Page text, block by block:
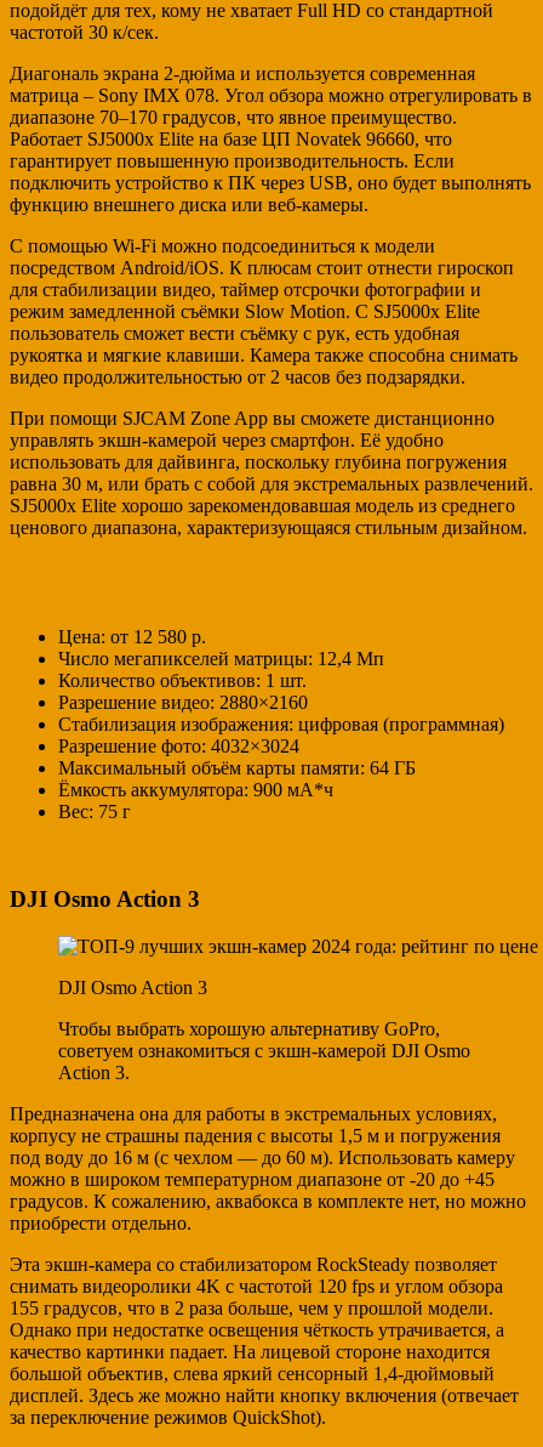
подойдёт для тех, кому не хватает Full HD со стандартной
частотой 30 к/сек.
Диагональ экрана 2-дюйма и используется современная
матрица – Sony IMX 078. Угол обзора можно отрегулировать в
диапазоне 70–170 градусов, что явное преимущество.
Работает SJ5000x Elite на базе ЦП Nоvatek 96660, что
гарантирует повышенную производительность. Если
подключить устройство к ПК через USB, оно будет выполнять
функцию внешнего диска или веб-камеры.
С помощью Wi-Fi можно подсоединиться к модели
посредством Android/iOS. К плюсам стоит отнести гироскоп
для стабилизации видео, таймер отсрочки фотографии и
режим замедленной съёмки Slow Motion. С SJ5000x Elite
пользователь сможет вести съёмку с рук, есть удобная
рукоятка и мягкие клавиши. Камера также способна снимать
видео продолжительностью от 2 часов без подзарядки.
При помощи SJCAM Zone App вы сможете дистанционно
управлять экшн-камерой через смартфон. Её удобно
использовать для дайвинга, поскольку глубина погружения
равна 30 м, или брать с собой для экстремальных развлечений.
SJ5000x Elite хорошо зарекомендовавшая модель из среднего
ценового диапазона, характеризующаяся стильным дизайном.
Цена: от 12 580 р.
Число мегапикселей матрицы: 12,4 Мп
Количество объективов: 1 шт.
Разрешение видео: 2880×2160
Стабилизация изображения: цифровая (программная)
Разрешение фото: 4032×3024
Максимальный объём карты памяти: 64 ГБ
Ёмкость аккумулятора: 900 мА*ч
Вес: 75 г
DJI Osmo Action 3
DJI Osmo Action 3
Чтобы выбрать хорошую альтернативу GoPro,
советуем ознакомиться с экшн-камерой DJI Osmo
Action 3.
Предназначена она для работы в экстремальных условиях,
корпусу не страшны падения с высоты 1,5 м и погружения
под воду до 16 м (с чехлом — до 60 м). Использовать камеру
можно в широком температурном диапазоне от -20 до +45
градусов. К сожалению, аквабокса в комплекте нет, но можно
приобрести отдельно.
Эта экшн-камера со стабилизатором RockSteady позволяет
снимать видеоролики 4K с частотой 120 fps и углом обзора
155 градусов, что в 2 раза больше, чем у прошлой модели.
Однако при недостатке освещения чёткость утрачивается, а
качество картинки падает. На лицевой стороне находится
большой объектив, слева яркий сенсорный 1,4-дюймовый
дисплей. Здесь же можно найти кнопку включения (отвечает
за переключение режимов QuickShot).